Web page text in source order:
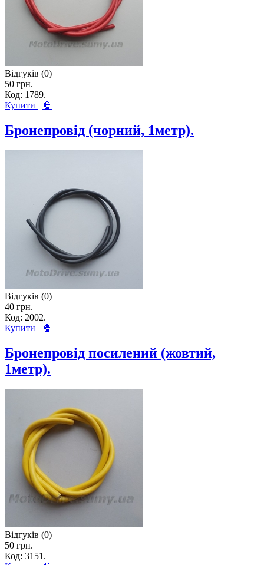
Відгуків (0)
50 грн.
Код: 1789.
Купити
🍿
Бронепровід (чорний, 1метр).
Відгуків (0)
40 грн.
Код: 2002.
Купити
🍿
Бронепровід посилений (жовтий,
1метр).
Відгуків (0)
50 грн.
Код: 3151.